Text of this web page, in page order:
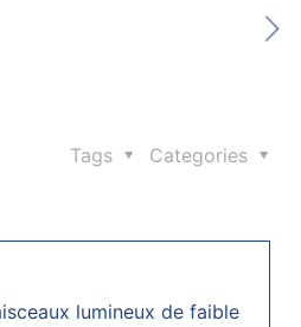
Categories
Tags
lumineux de faible